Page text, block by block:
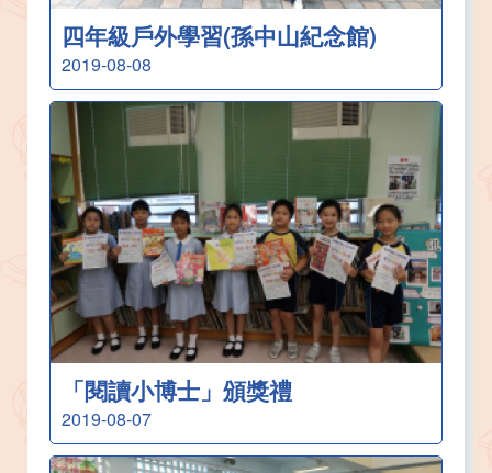
四年級戶外學習(孫中山紀念館)
2019-08-08
「閱讀小博士」頒獎禮
2019-08-07